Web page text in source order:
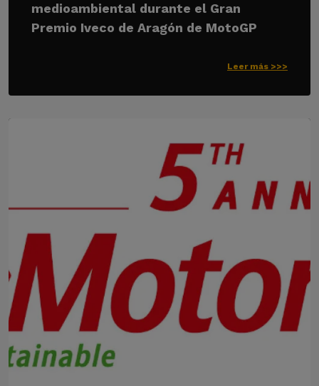
medioambiental durante el Gran
Premio Iveco de Aragón de MotoGP
Leer más >>>